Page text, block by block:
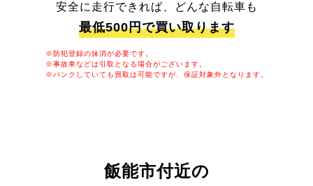
安全に走行できれば、どんな自転車も
最低500円で買い取ります
※防犯登録の抹消が必要です。
※事故車などは引取となる場合がございます。
※パンクしていても買取は可能ですが、保証対象外となります。
飯能市付近の